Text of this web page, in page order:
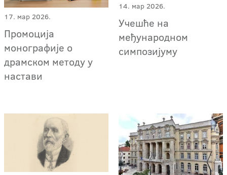
17. мар 2026.
Промоција
монографије о
драмском методу у
настави
14. мар 2026.
Учешће на
међународном
симпозијуму